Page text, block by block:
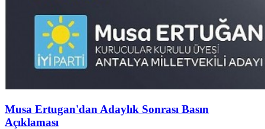
Musa Ertugan'dan Adaylık Sonrası Basın
Açıklaması